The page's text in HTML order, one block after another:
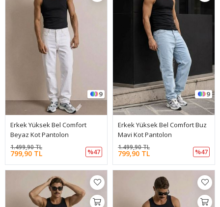
9
Erkek Yüksek Bel Comfort
Beyaz Kot Pantolon
799,90 TL
1.499,90 TL
%47
9
Erkek Yüksek Bel Comfort Buz
Mavi Kot Pantolon
799,90 TL
1.499,90 TL
%47